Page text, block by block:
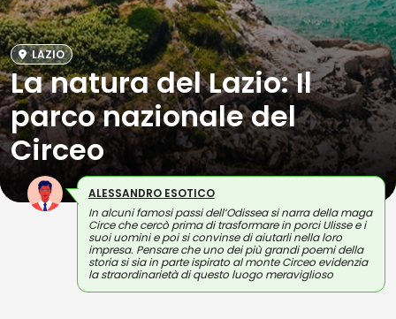
LAZIO
La natura del Lazio: Il
parco nazionale del
Circeo
ALESSANDRO ESOTICO
In alcuni famosi passi dell’Odissea si narra della maga
Circe che cercò prima di trasformare in porci Ulisse e i
suoi uomini e poi si convinse di aiutarli nella loro
impresa. Pensare che uno dei più grandi poemi della
storia si sia in parte ispirato al monte Circeo evidenzia
la straordinarietà di questo luogo meraviglioso